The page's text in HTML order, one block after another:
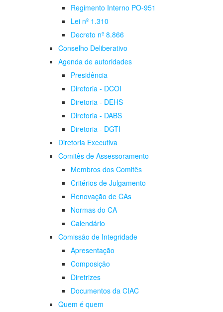
Regimento Interno PO-951
Lei nº 1.310
Decreto nº 8.866
Conselho Deliberativo
Agenda de autoridades
Presidência
Diretoria - DCOI
Diretoria - DEHS
Diretoria - DABS
Diretoria - DGTI
Diretoria Executiva
Comitês de Assessoramento
Membros dos Comitês
Critérios de Julgamento
Renovação de CAs
Normas do CA
Calendário
Comissão de Integridade
Apresentação
Composição
Diretrizes
Documentos da CIAC
Quem é quem